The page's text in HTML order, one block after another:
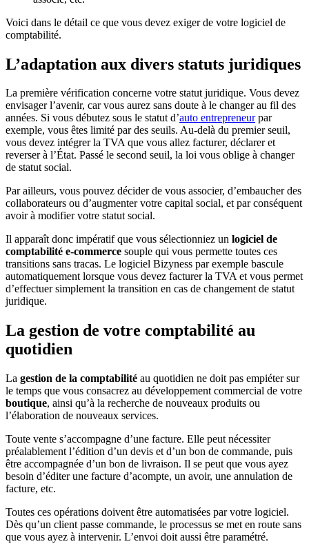
Voici dans le détail ce que vous devez exiger de votre logiciel de
comptabilité.
L’adaptation aux divers statuts juridiques
La première vérification concerne votre statut juridique. Vous devez
envisager l’avenir, car vous aurez sans doute à le changer au fil des
années. Si vous débutez sous le statut d’auto entrepreneurpar
exemple, vous êtes limité par des seuils. Au-delà du premier seuil,
vous devez intégrer la TVA que vous allez facturer, déclarer et
reverser à l’État. Passé le second seuil, la loi vous oblige à changer
de statut social.
Par ailleurs, vous pouvez décider de vous associer, d’embaucher des
collaborateurs ou d’augmenter votre capital social, et par conséquent
avoir à modifier votre statut social.
Il apparaît donc impératif que vous sélectionniez un logiciel de
comptabilité e-commerce souple qui vous permette toutes ces
transitions sans tracas. Le logiciel Bizyness par exemple bascule
automatiquement lorsque vous devez facturer la TVA et vous permet
d’effectuer simplement la transition en cas de changement de statut
juridique.
La gestion de votre comptabilité au
quotidien
La gestion de la comptabilité au quotidien ne doit pas empiéter sur
le temps que vous consacrez au développement commercial de votre
boutique, ainsi qu’à la recherche de nouveaux produits ou
l’élaboration de nouveaux services.
Toute vente s’accompagne d’une facture. Elle peut nécessiter
préalablement l’édition d’un devis et d’un bon de commande, puis
être accompagnée d’un bon de livraison. Il se peut que vous ayez
besoin d’éditer une facture d’acompte, un avoir, une annulation de
facture, etc.
Toutes ces opérations doivent être automatisées par votre logiciel.
Dès qu’un client passe commande, le processus se met en route sans
que vous ayez à intervenir. L’envoi doit aussi être paramétré.